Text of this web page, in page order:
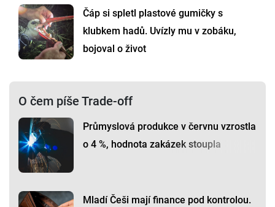
Čáp si spletl plastové gumičky s
klubkem hadů. Uvízly mu v zobáku,
bojoval o život
O čem píše Trade-off
Průmyslová produkce v červnu vzrostla
o 4 %, hodnota zakázek stoupla
Mladí Češi mají finance pod kontrolou.